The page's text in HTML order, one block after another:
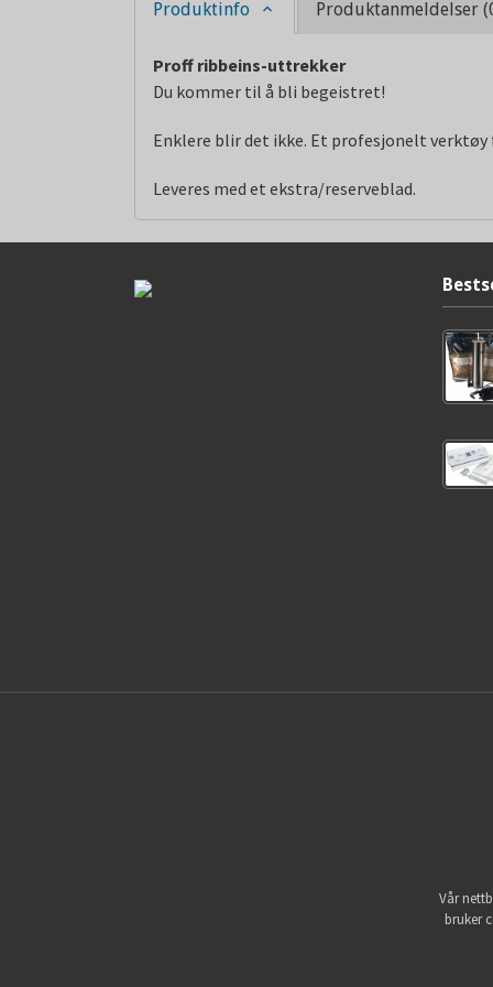
Produktinfo Produktanmeldelser
Proff ribbeins-uttrekker
Du kommer til å bli begeistret!
Enklere blir det ikke. Et profesjonelt
Leveres med et ekstra/reserveblad.
Vår
bruker